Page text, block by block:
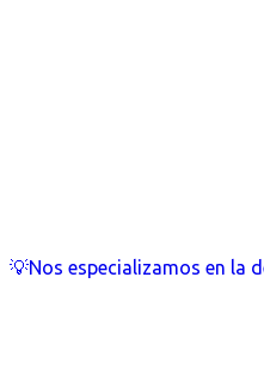
💡Nos especializamos en la